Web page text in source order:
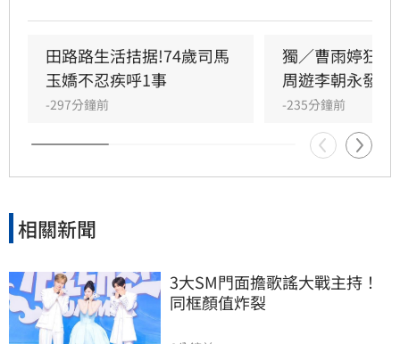
優先處理私人事務並調養身體。長期相挺的歌手
乾妹奕君也證實此消息。
田路路生活拮据!74歲司馬
玉嬌不忍疾呼1事
-297分鐘前
獨／曹雨婷狂
周遊李朝永發聲
-235分鐘前
相關新聞
3大SM門面擔歌謠大戰主持！
同框顏值炸裂